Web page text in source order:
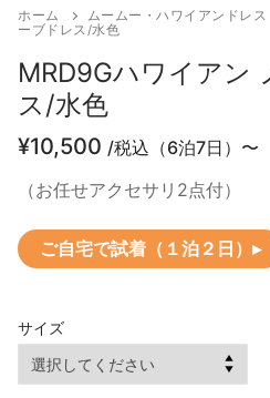
ホーム ムームー・ハワイアンドレス
ーブドレス/水色
MRD9Gハワイアン
ス/水色
¥10,500 /税込（6泊7日）〜
（お任せアクセサリ2点付）
ご自宅で試着（１泊２日）▸
サイズ